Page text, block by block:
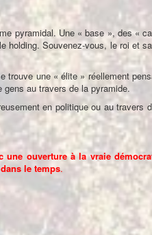
pyramidal. Une « base », des «
holding. Souvenez-vous, le roi
trouve une « élite » réellement
au travers de la pyramide.
en politique ou au
une ouverture à la vraie
le temps.